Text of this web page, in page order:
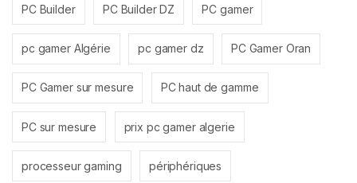
PC Builder PC Builder DZ PC gamer
pc gamer Algérie pc gamer dz PC Gamer Oran
PC Gamer sur mesure PC haut de gamme
PC sur mesure prix pc gamer algerie
processeur gaming périphériques